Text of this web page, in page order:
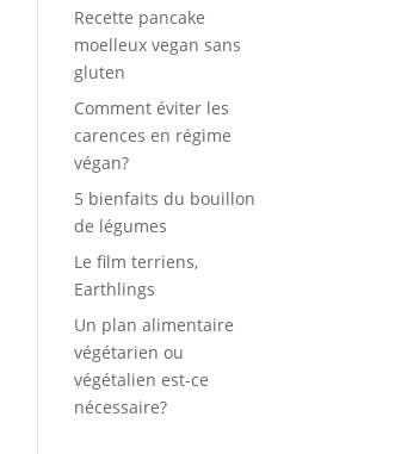
Recette pancake
moelleux vegan sans
gluten
Comment éviter les
carences en régime
végan?
5 bienfaits du bouillon
de légumes
Le film terriens,
Earthlings
Un plan alimentaire
végétarien ou
végétalien est-ce
nécessaire?